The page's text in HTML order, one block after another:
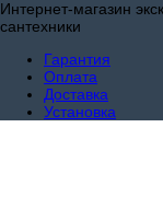
Интернет-магазин
сантехники
Гарантия
Оплата
Доставка
Установка